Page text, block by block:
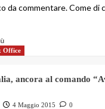
da commentare. Come di
Office
ancora al comando
4 Maggio 2015 0